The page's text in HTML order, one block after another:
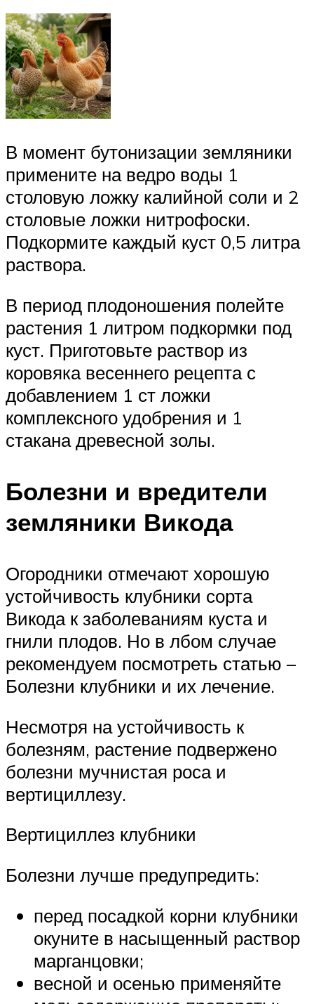
В момент бутонизации земляники
примените на ведро воды 1
столовую ложку калийной соли и 2
столовые ложки нитрофоски.
Подкормите каждый куст 0,5 литра
раствора.
В период плодоношения полейте
растения 1 литром подкормки под
куст. Приготовьте раствор из
коровяка весеннего рецепта с
добавлением 1 ст ложки
комплексного удобрения и 1
стакана древесной золы.
Болезни и вредители
земляники Викода
Огородники отмечают хорошую
устойчивость клубники сорта
Викода к заболеваниям куста и
гнили плодов. Но в лбом случае
рекомендуем посмотреть статью –
Болезни клубники и их лечение.
Несмотря на устойчивость к
болезням, растение подвержено
болезни мучнистая роса и
вертициллезу.
Вертициллез клубники
Болезни лучше предупредить:
перед посадкой корни клубники
окуните в насыщенный раствор
марганцовки;
весной и осенью применяйте